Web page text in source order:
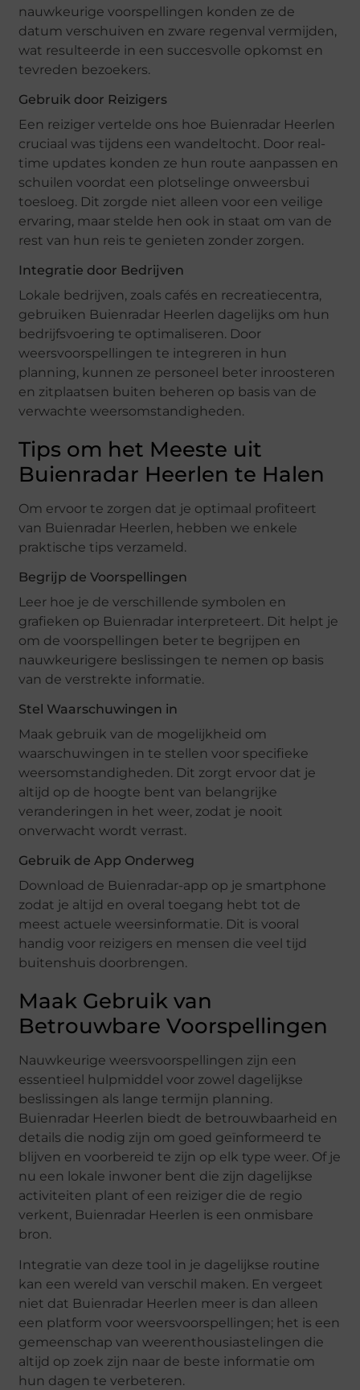
nauwkeurige voorspellingen konden ze de
datum verschuiven en zware regenval vermijden,
wat resulteerde in een succesvolle opkomst en
tevreden bezoekers.
Gebruik door Reizigers
Een reiziger vertelde ons hoe Buienradar Heerlen
cruciaal was tijdens een wandeltocht. Door real-
time updates konden ze hun route aanpassen en
schuilen voordat een plotselinge onweersbui
toesloeg. Dit zorgde niet alleen voor een veilige
ervaring, maar stelde hen ook in staat om van de
rest van hun reis te genieten zonder zorgen.
Integratie door Bedrijven
Lokale bedrijven, zoals cafés en recreatiecentra,
gebruiken Buienradar Heerlen dagelijks om hun
bedrijfsvoering te optimaliseren. Door
weersvoorspellingen te integreren in hun
planning, kunnen ze personeel beter inroosteren
en zitplaatsen buiten beheren op basis van de
verwachte weersomstandigheden.
Tips om het Meeste uit
Buienradar Heerlen te Halen
Om ervoor te zorgen dat je optimaal profiteert
van Buienradar Heerlen, hebben we enkele
praktische tips verzameld.
Begrijp de Voorspellingen
Leer hoe je de verschillende symbolen en
grafieken op Buienradar interpreteert. Dit helpt je
om de voorspellingen beter te begrijpen en
nauwkeurigere beslissingen te nemen op basis
van de verstrekte informatie.
Stel Waarschuwingen in
Maak gebruik van de mogelijkheid om
waarschuwingen in te stellen voor specifieke
weersomstandigheden. Dit zorgt ervoor dat je
altijd op de hoogte bent van belangrijke
veranderingen in het weer, zodat je nooit
onverwacht wordt verrast.
Gebruik de App Onderweg
Download de Buienradar-app op je smartphone
zodat je altijd en overal toegang hebt tot de
meest actuele weersinformatie. Dit is vooral
handig voor reizigers en mensen die veel tijd
buitenshuis doorbrengen.
Maak Gebruik van
Betrouwbare Voorspellingen
Nauwkeurige weersvoorspellingen zijn een
essentieel hulpmiddel voor zowel dagelijkse
beslissingen als lange termijn planning.
Buienradar Heerlen biedt de betrouwbaarheid en
details die nodig zijn om goed geïnformeerd te
blijven en voorbereid te zijn op elk type weer. Of je
nu een lokale inwoner bent die zijn dagelijkse
activiteiten plant of een reiziger die de regio
verkent, Buienradar Heerlen is een onmisbare
bron.
Integratie van deze tool in je dagelijkse routine
kan een wereld van verschil maken. En vergeet
niet dat Buienradar Heerlen meer is dan alleen
een platform voor weersvoorspellingen; het is een
gemeenschap van weerenthousiastelingen die
altijd op zoek zijn naar de beste informatie om
hun dagen te verbeteren.